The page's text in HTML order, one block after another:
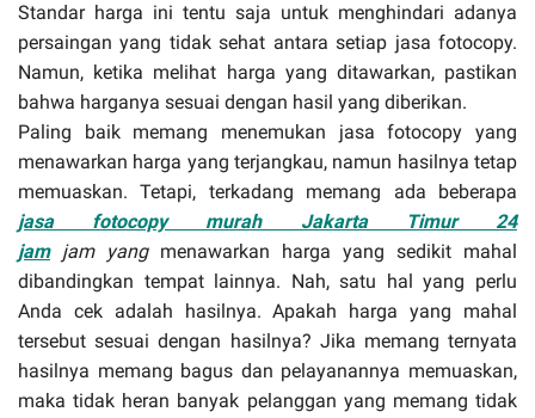
Standar harga ini tentu saja untuk menghindari adanya
persaingan yang tidak sehat antara setiap jasa fotocopy.
Namun, ketika melihat harga yang ditawarkan, pastikan
bahwa harganya sesuai dengan hasil yang diberikan.
Paling baik memang menemukan jasa fotocopy yang
menawarkan harga yang terjangkau, namun hasilnya tetap
memuaskan. Tetapi, terkadang memang ada beberapa
jasa fotocopy murah Jakarta Timur 24
jamjam yangmenawarkan harga yang sedikit mahal
dibandingkan tempat lainnya. Nah, satu hal yang perlu
Anda cek adalah hasilnya. Apakah harga yang mahal
tersebut sesuai dengan hasilnya? Jika memang ternyata
hasilnya memang bagus dan pelayanannya memuaskan,
maka tidak heran banyak pelanggan yang memang tidak